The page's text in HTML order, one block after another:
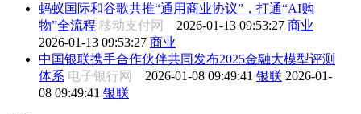
蚂蚁国际和谷歌共推“通用商业协议”，打通“AI购
物”全流程 移动支付网 2026-01-13 09:53:27 商业
2026-01-13 09:53:27 商业
中国银联携手合作伙伴共同发布2025金融大模型评测
体系 电子银行网 2026-01-08 09:49:41 银联 2026-01-
08 09:49:41 银联